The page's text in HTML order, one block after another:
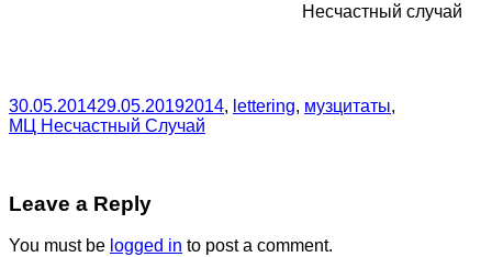
Несчастный случай
30.05.201429.05.20192014, lettering, музцитаты,
МЦ Несчастный Случай
Leave a Reply
You must be logged in to post a comment.